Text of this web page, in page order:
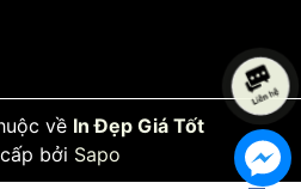
về In Đẹp Giá Tốt
bởi Sapo